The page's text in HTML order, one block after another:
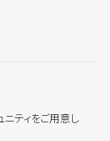
ティをご用意し